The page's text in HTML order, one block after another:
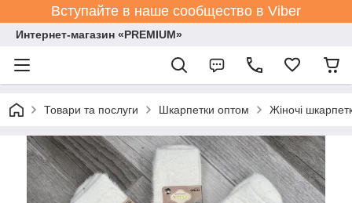
Вступайте в наше сообщество в Viber
Интернет-магазин «PREMIUM»
Товари та послуги Шкарпетки оптом Жіночі